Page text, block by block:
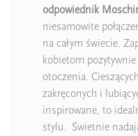
odpowiednik
niesamowite
na całym świecie.
kobietom
otoczenia.
zakręconych i
inspirowane, to
stylu. Świetnie